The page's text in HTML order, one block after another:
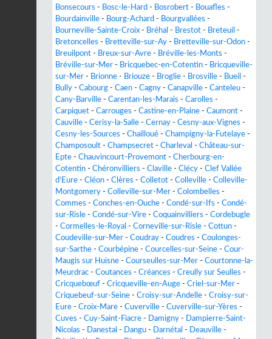
Bonsecours - Bosc-le-Hard - Bosrobert - Bouafles -
Bourdainville - Bourg-Achard - Bourgvallées -
Bourneville-Sainte-Croix - Bréhal - Brestot - Breteuil -
Bretoncelles - Bretteville-sur-Ay - Bretteville-sur-Odon -
Breuilpont - Breux-sur-Avre - Bréville-les-Monts -
Bréville-sur-Mer - Bricquebec-en-Cotentin - Bricqueville-
sur-Mer - Brionne - Briouze - Broglie - Brosville - Bueil -
Bully - Cabourg - Caen - Cagny - Canapville - Canteleu -
Cany-Barville - Carentan-les-Marais - Carolles -
Carpiquet - Carrouges - Castine-en-Plaine - Caumont -
Cauville - Cerisy-la-Salle - Cernay - Cesny-aux-Vignes -
Cesny-les-Sources - Chailloué - Champigny-la-Futelaye -
Champosoult - Champsecret - Charleval - Château-sur-
Epte - Chauvincourt-Provemont - Cherbourg-en-
Cotentin - Chéronvilliers - Claville - Clécy - Clef Vallée
d'Eure - Cléon - Clères - Colletot - Colleville - Colleville-
Montgomery - Colleville-sur-Mer - Colombelles -
Commes - Conches-en-Ouche - Condé-sur-Ifs - Condé-
sur-Risle - Condé-sur-Vire - Coquainvilliers - Cordebugle
- Cormelles-le-Royal - Corneville-sur-Risle - Cottun -
Coudeville-sur-Mer - Coudray - Coudres - Coulonges-
sur-Sarthe - Courbépine - Courcelles-sur-Seine - Cour-
Maugis sur Huisne - Courseulles-sur-Mer - Courtonne-la-
Meurdrac - Coutances - Créances - Creully sur Seulles -
Cricquebœuf - Cricqueville-en-Auge - Criel-sur-Mer -
Criquebeuf-sur-Seine - Croisy-sur-Andelle - Croisy-sur-
Eure - Croix-Mare - Cuverville - Cuverville-sur-Yères -
Cuves - Cuy-Saint-Fiacre - Damigny -
Dampierre-Saint-
Nicolas - Danestal - Dangu - Darnétal - Deauville -